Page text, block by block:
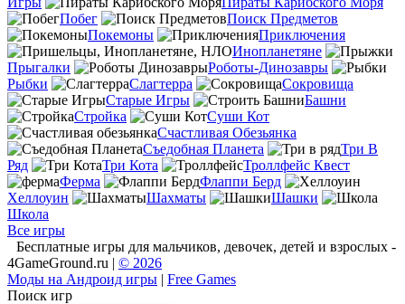
Побег
Поиск Предметов
Покемоны
Приключения
Инопланетяне
Прыгалки
Роботы-Динозавры
Рыбки
Слагтерра
Сокровища
Старые Игры
Башни
Стройка
Суши Кот
Счастливая Обезьянка
Съедобная Планета
Три В
Ряд
Три Кота
Троллфейс Квест
Ферма
Флаппи Берд
Хеллоуин
Шахматы
Шашки
Школа
Все игры
Бесплатные игры для мальчиков, девочек, детей и взрослых -
4GameGround.ru | © 2026
Моды на Андроид игры | Free Games
Поиск игр